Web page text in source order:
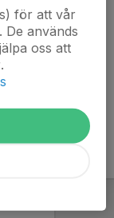
-50
-67
för att vår
används
oss att